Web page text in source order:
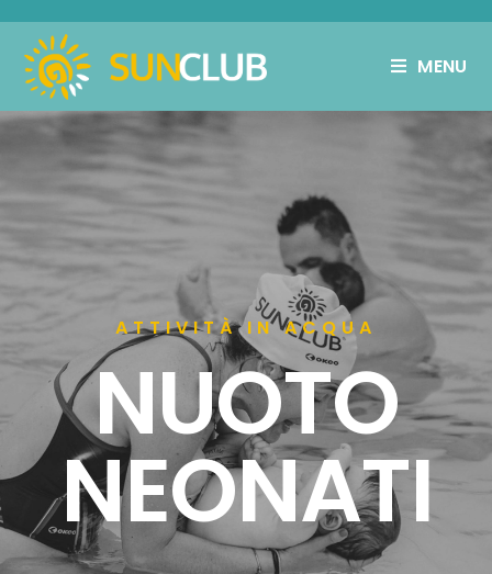
MENU
ATTIVITÀ IN ACQUA
NUOTO
NEONATI